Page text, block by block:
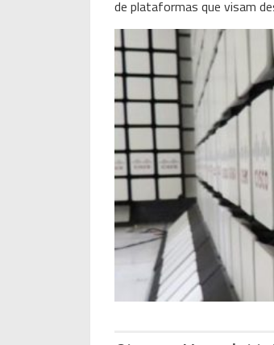
de plataformas que visam